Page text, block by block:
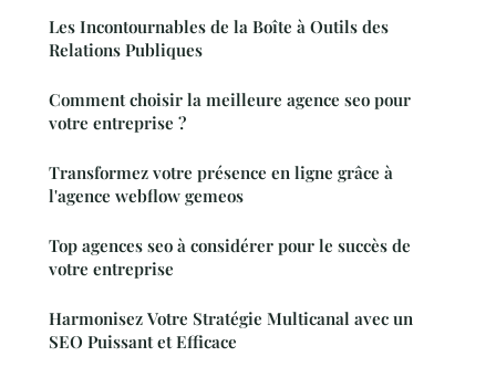
Les Incontournables de la Boîte à Outils des
Relations Publiques
Comment choisir la meilleure agence seo pour
votre entreprise ?
Transformez votre présence en ligne grâce à
l'agence webflow gemeos
Top agences seo à considérer pour le succès de
votre entreprise
Harmonisez Votre Stratégie Multicanal avec un
SEO Puissant et Efficace